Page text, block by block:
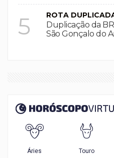
5 ROTA
Duplicação da
São Gonçalo do